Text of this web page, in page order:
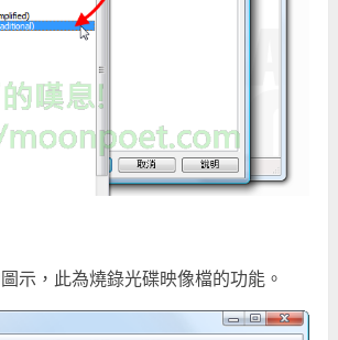
示，此為燒錄光碟映像檔的功能。